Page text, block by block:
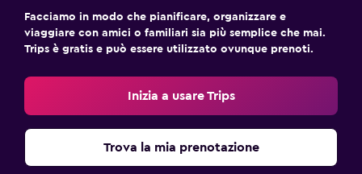
Facciamo in modo che pianificare, organizzare e
viaggiare con amici o familiari sia più semplice che mai.
Trips è gratis e può essere utilizzato ovunque prenoti.
Inizia a usare Trips
Trova la mia prenotazione